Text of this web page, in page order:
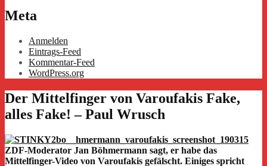
Meta
Anmelden
Eintrags-Feed
Kommentar-Feed
WordPress.org
Der Mittelfinger von Varoufakis Fake,
alles Fake! – Paul Wrusch
ZDF-Moderator Jan Böhmermann sagt, er habe das
Mittelfinger-Video von Varoufakis gefälscht. Einiges spricht